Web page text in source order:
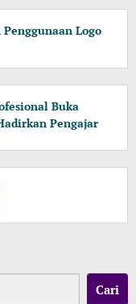
Logo
Buka
Pengajar
Cari